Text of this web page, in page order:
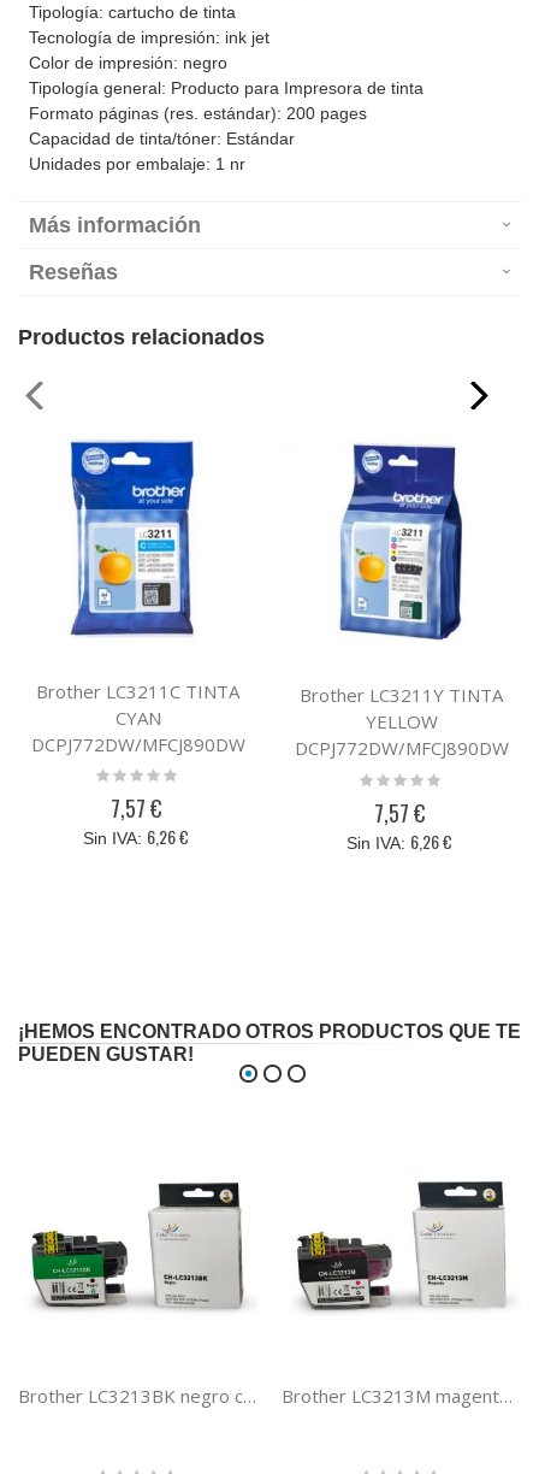
Tipología: cartucho de tinta
Tecnología de impresión: ink jet
Color de impresión: negro
Tipología general: Producto para Impresora de tinta
Formato páginas (res. estándar): 200 pages
Capacidad de tinta/tóner: Estándar
Unidades por embalaje: 1 nr
Más información
Reseñas
Productos relacionados
Brother LC3211C TINTA
CYAN
DCPJ772DW/MFCJ890DW
Rating:
7,57 €
6,26 €
Brother LC3211Y TINTA
YELLOW
DCPJ772DW/MFCJ890DW
Rating:
7,57 €
6,26 €
¡HEMOS ENCONTRADO OTROS PRODUCTOS QUE TE
PUEDEN GUSTAR!
Brother LC3213BK negro cartucho de tinta compatible LC3211 / LC3213 Brother LC3213M magenta cartucho de tinta compatible LC3211 / LC3213